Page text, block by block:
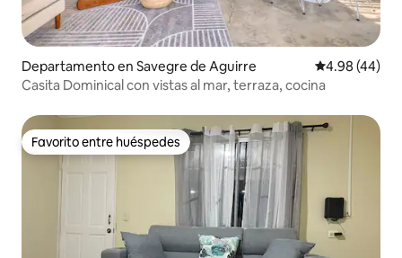
Departamento en Savegre de Aguirre Calificación
4.98 (44)
Casita Dominical con vistas al mar, terraza, cocina
Favorito entre huéspedes
Favorito entre huéspedes